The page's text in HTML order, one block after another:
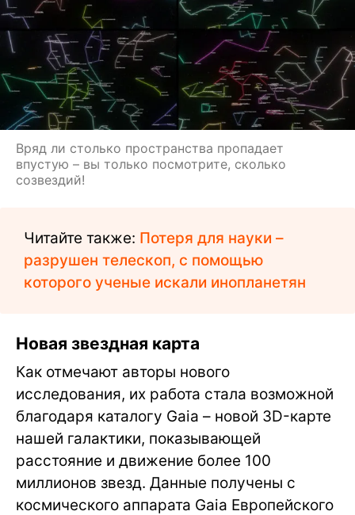
Вряд ли столько пространства пропадает
впустую – вы только посмотрите, сколько
созвездий!
Читайте также: Потеря для науки –
разрушен телескоп, с помощью
которого ученые искали инопланетян
Новая звездная карта
Как отмечают авторы нового
исследования, их работа стала возможной
благодаря каталогу Gaia – новой 3D-карте
нашей галактики, показывающей
расстояние и движение более 100
миллионов звезд. Данные получены с
космического аппарата Gaia Европейского